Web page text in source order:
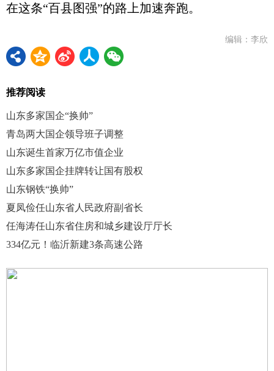
在这条“百县图强”的路上加速奔跑。
编辑：李欣
推荐阅读
山东多家国企“换帅”
青岛两大国企领导班子调整
山东诞生首家万亿市值企业
山东多家国企挂牌转让国有股权
山东钢铁“换帅”
夏凤俭任山东省人民政府副省长
任海涛任山东省住房和城乡建设厅厅长
334亿元！临沂新建3条高速公路